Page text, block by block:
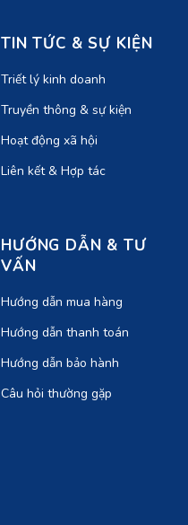
TIN TỨC & SỰ KIỆN
Triết lý kinh doanh
Truyền thông & sự kiện
Hoạt động xã hội
Liên kết & Hợp tác
HƯỚNG DẪN & TƯ
VẤN
Hướng dẫn mua hàng
Hướng dẫn thanh toán
Hướng dẫn bảo hành
Câu hỏi thường gặp